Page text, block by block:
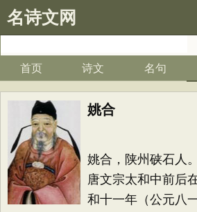
名诗文网
首页 诗文 名句
姚合
姚合，陕州硖石人
唐文宗太和中前后
和十一年（公元八